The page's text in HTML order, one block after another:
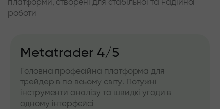
платформи, створені для стабільної та надійної
роботи
Metatrader 4/5
Головна професійна платформа для
трейдерів по всьому світу. Потужні
інструменти аналізу та швидкі угоди в
одному інтерфейсі